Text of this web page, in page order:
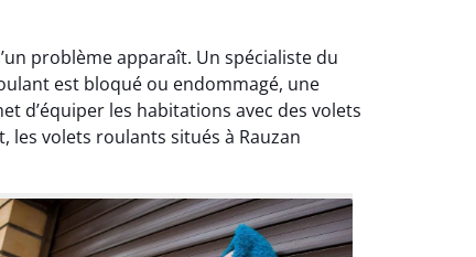
problème apparaît. Un spécialiste du
est bloqué ou endommagé, une
d’équiper les habitations avec des volets
volets roulants situés à Rauzan